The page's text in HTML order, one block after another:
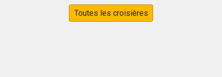
Toutes les croisières